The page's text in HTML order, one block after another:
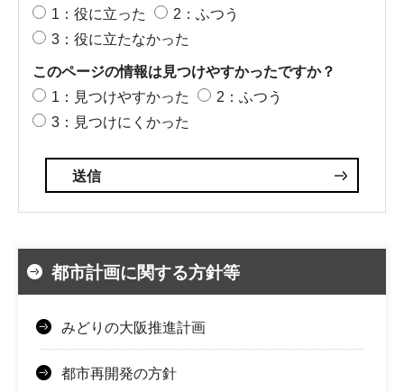
1：役に立った
2：ふつう
3：役に立たなかった
このページの情報は見つけやすかったですか？
1：見つけやすかった
2：ふつう
3：見つけにくかった
都市計画に関する方針等
みどりの大阪推進計画
都市再開発の方針